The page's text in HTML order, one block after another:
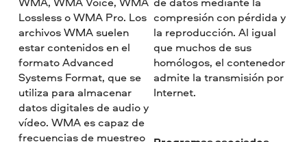
Lossless o WMA Pro. Los
archivos WMA suelen
estar contenidos en el
formato Advanced
Systems Format, que se
utiliza para almacenar
datos digitales de audio y
vídeo. WMA es capaz de
frecuencias de muestreo
compresión con pérdida y
la reproducción. Al igual
que muchos de sus
homólogos, el contenedor
admite la transmisión por
Internet.